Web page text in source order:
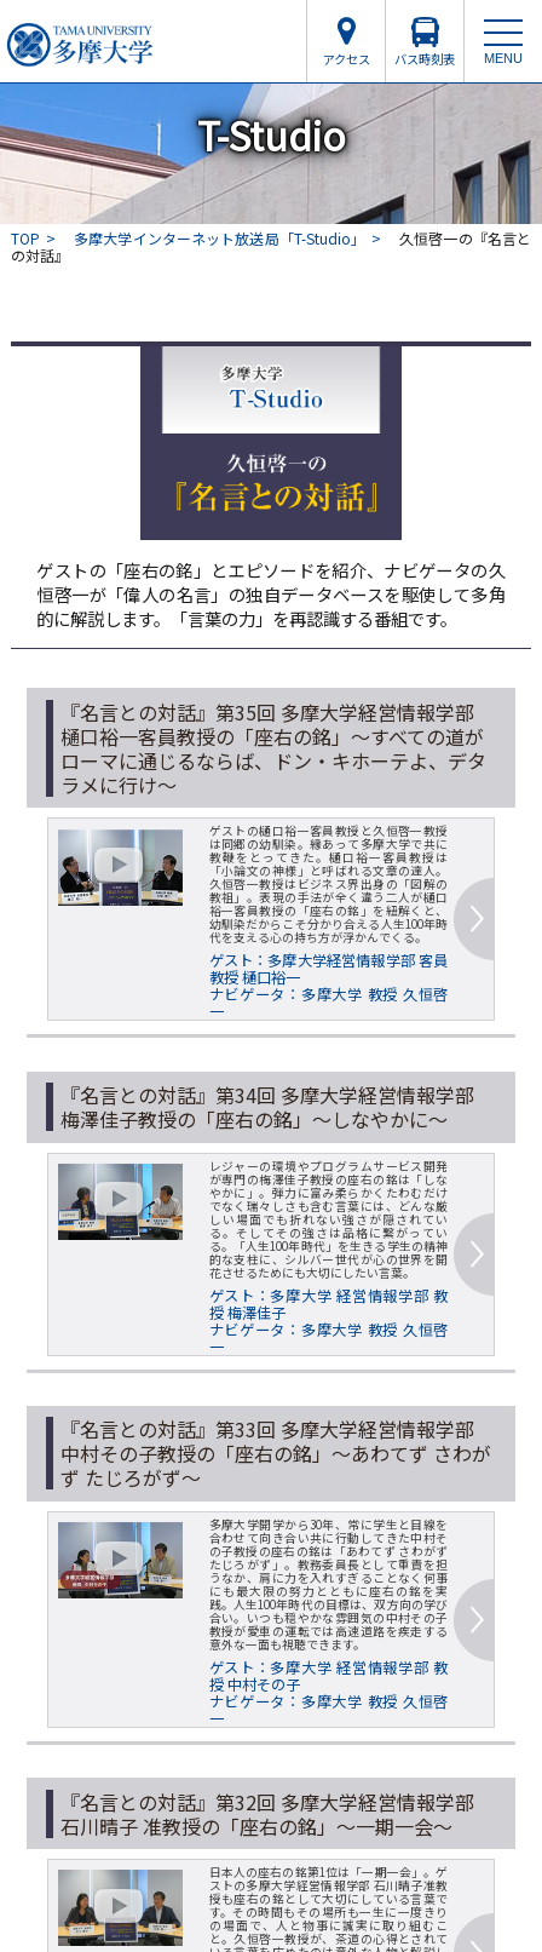
アクセス バス時刻表 MENU
T-Studio
TOP 多摩大学インターネット放送局「T-Studio」
久恒啓一の『名言と
の対話』
ゲストの「座右の銘」とエピソードを紹介、ナビゲータの久
恒啓一が「偉人の名言」の独自データベースを駆使して多角
的に解説します。「言葉の力」を再認識する番組です。
『名言との対話』第35回 多摩大学経営情報学部
樋口裕一客員教授の「座右の銘」～すべての道が
ローマに通じるならば、ドン・キホーテよ、デタ
ラメに行け～
ゲストの樋口裕一客員教授と久恒啓一教授
は同郷の幼馴染。縁あって多摩大学で共に
教鞭をとってきた。樋口裕一客員教授は
「小論文の神様」と呼ばれる文章の達人。
久恒啓一教授はビジネス界出身の「図解の
教祖」。表現の手法が全く違う二人が樋口
裕一客員教授の「座右の銘」を紐解くと、
幼馴染だからこそ分かり合える人生100年時
代を支える心の持ち方が浮かんでくる。
ゲスト：多摩大学経営情報学部 客員
教授 樋口裕一
ナビゲータ：多摩大学 教授 久恒啓
一
『名言との対話』第34回 多摩大学経営情報学部
梅澤佳子教授の「座右の銘」～しなやかに～
レジャーの環境やプログラムサービス開発
が専門の梅澤佳子教授の座右の銘は「しな
やかに」。弾力に富み柔らかくたわむだけ
でなく瑞々しさも含む言葉には、どんな厳
しい場面でも折れない強さが隠されてい
る。そしてその強さは品格に繋がってい
る。「人生100年時代」を生きる学生の精神
的な支柱に、シルバー世代が心の世界を開
花させるためにも大切にしたい言葉。
ゲスト：多摩大学 経営情報学部 教
授 梅澤佳子
ナビゲータ：多摩大学 教授 久恒啓
一
『名言との対話』第33回 多摩大学経営情報学部
中村その子教授の「座右の銘」～あわてず さわが
ず たじろがず～
多摩大学開学から30年、常に学生と目線を
合わせて向き合い共に行動してきた中村そ
の子教授の座右の銘は「あわてず さわがず
たじろがず」。教務委員長として重責を担
うなか、肩に力を入れすぎることなく何事
にも最大限の努力とともに座右の銘を実
践。人生100年時代の目標は、双方向の学び
合い。いつも穏やかな雰囲気の中村その子
教授が愛車の運転では高速道路を疾走する
意外な一面も視聴できます。
ゲスト：多摩大学 経営情報学部 教
授 中村その子
ナビゲータ：多摩大学 教授 久恒啓
一
『名言との対話』第32回 多摩大学経営情報学部
石川晴子 准教授の「座右の銘」～一期一会～
日本人の座右の銘第1位は「一期一会」。ゲ
ストの多摩大学経営情報学部 石川晴子准教
授も座右の銘として大切にしている言葉で
す。その時間もその場所も一生に一度きり
の場面で、人と物事に誠実に取り組むこ
と。久恒啓一教授が、茶道の心得とされて